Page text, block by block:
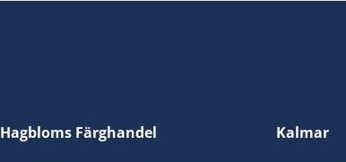
Hagbloms Färghandel Kalmar